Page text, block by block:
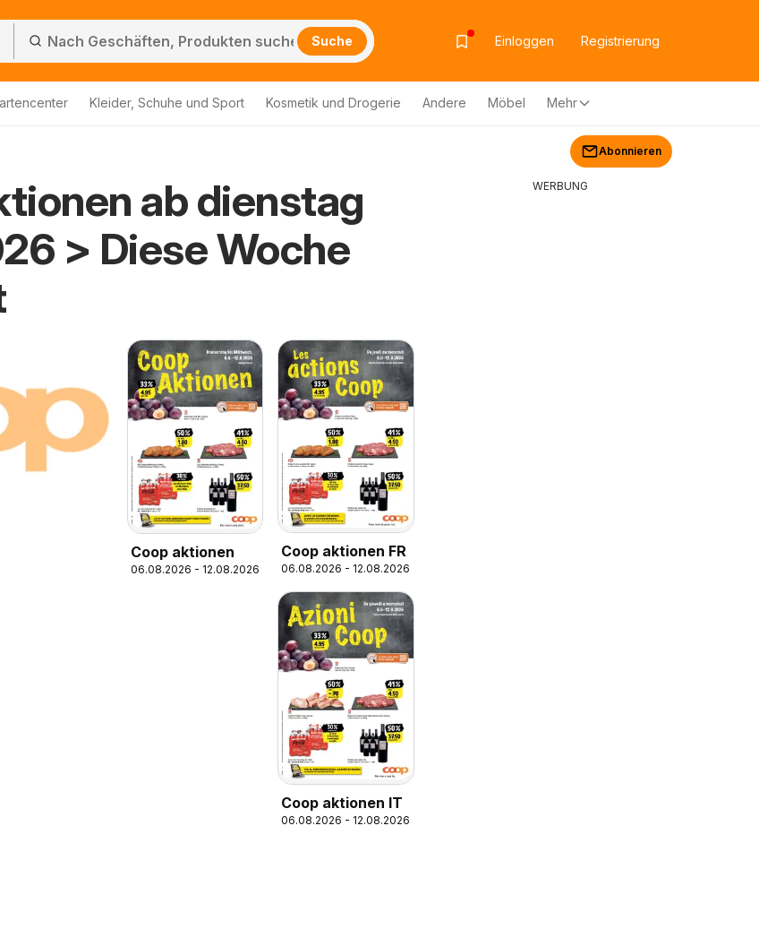
Suche Einloggen Registrierung
Kleider, Schuhe und Sport Kosmetik und Drogerie Andere Möbel Mehr
Abonnieren
ab dienstag
> Diese Woche
Coop aktionen
06.08.2026 - 12.08.2026
Coop aktionen FR
06.08.2026 - 12.08.2026
Coop aktionen IT
06.08.2026 - 12.08.2026
WERBUNG